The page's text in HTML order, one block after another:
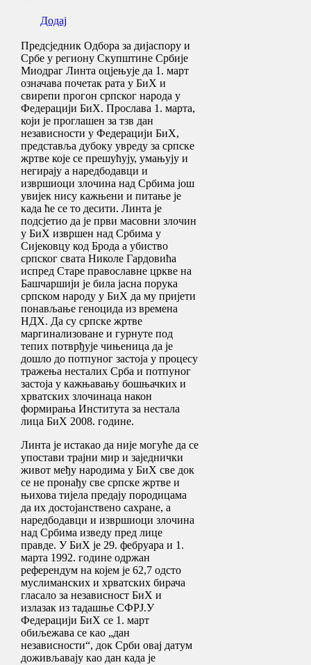
Додај
Предсједник Одбора за дијаспору и
Србе у региону Скупштине Србије
Миодраг Линта оцјењује да 1. март
означава почетак рата у БиХ и
свирепи прогон српског народа у
Федерацији БиХ. Прослава 1. марта,
који је проглашен за тзв дан
независности у Федерацији БиХ,
представља дубоку увреду за српске
жртве које се прешућују, умањују и
негирају а наредбодавци и
извршиоци злочина над Србима још
увијек нису кажњени и питање је
када ће се то десити. Линта је
подсјетио да је први масовни злочин
у БиХ извршен над Србима у
Сијековцу код Брода а убиство
српског свата Николе Гардовића
испред Старе православне цркве на
Башчаршији је била јасна порука
српском народу у БиХ да му пријети
понављање геноцида из времена
НДХ. Да су српске жртве
маргинализоване и гурнуте под
тепих потврђује чињеница да је
дошло до потпуног застоја у процесу
тражења несталих Срба и потпуног
застоја у кажњавању бошњачких и
хрватских злочинаца након
формирања Института за нестала
лица БиХ 2008. године.
Линта је истакао да није могуће да се
упостави трајни мир и заједнички
живот међу народима у БиХ све док
се не пронађу све српске жртве и
њихова тијела предају породицама
да их достојанствено сахране, а
наредбодавци и извршиоци злочина
над Србима изведу пред лице
правде. У БиХ је 29. фебруара и 1.
марта 1992. године одржан
референдум на којем је 62,7 одсто
муслиманских и хрватских бирача
гласало за независност БиХ и
излазак из тадашње СФРЈ.У
Федерацији БиХ се 1. март
обиљежава се као „дан
независности“, док Срби овај датум
доживљавају као дан када је